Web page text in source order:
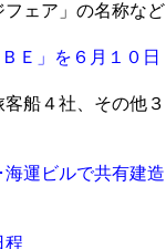
ェア」の名称など
Ｅ」を６月１０日
船４社、その他３
海運ビルで共有建造
程